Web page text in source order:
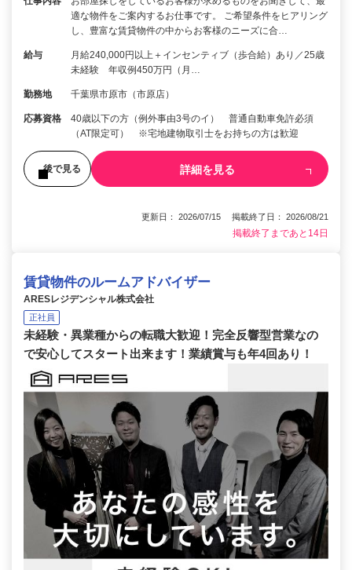
適な物件をご案内するお仕事です。 ご希望条件をヒアリング
し、豊富な賃貸物件の中からお客様のニーズに合…
給与
月給240,000円以上＋インセンティブ（歩合給）あり／25歳
未経験 年収例450万円（月…
勤務地 千葉県市原市（市原店）
応募資格
40歳以下の方（例外事由3号のイ） 普通自動車免許必須
（AT限定可） ※宅地建物取引士をお持ちの方は歓迎
後で見る 詳細を見る
更新日： 2026/07/15 掲載終了日： 2026/08/21
掲載終了まであと14日
賃貸物件のルームアドバイザー
ARESレジデンシャル株式会社
正社員
未経験・異業種からの転職大歓迎！完全反響型営業なの
で安心してスタート出来ます！業績賞与も年4回あり！